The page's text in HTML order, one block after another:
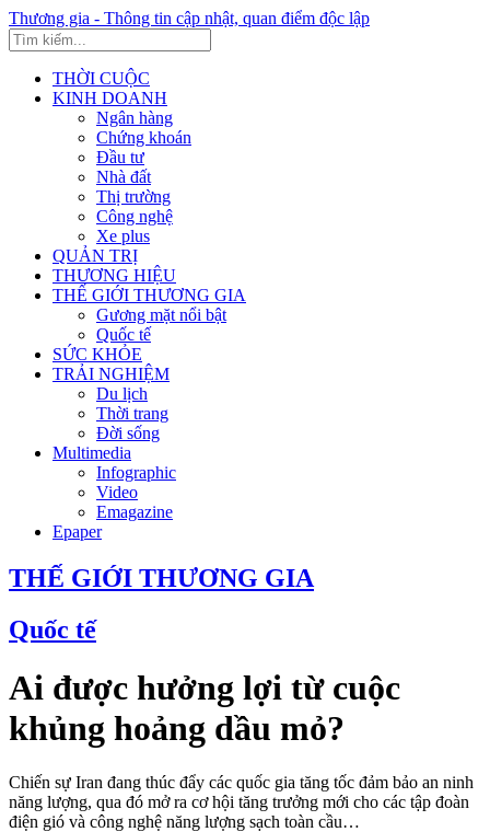
Thương gia - Thông tin cập nhật, quan điểm độc lập
THỜI CUỘC
KINH DOANH
Ngân hàng
Chứng khoán
Đầu tư
Nhà đất
Thị trường
Công nghệ
Xe plus
QUẢN TRỊ
THƯƠNG HIỆU
THẾ GIỚI THƯƠNG GIA
Gương mặt nổi bật
Quốc tế
SỨC KHỎE
TRẢI NGHIỆM
Du lịch
Thời trang
Đời sống
Multimedia
Infographic
Video
Emagazine
Epaper
THẾ GIỚI THƯƠNG GIA
Quốc tế
Ai được hưởng lợi từ cuộc
khủng hoảng dầu mỏ?
Chiến sự Iran đang thúc đẩy các quốc gia tăng tốc đảm bảo an ninh
năng lượng, qua đó mở ra cơ hội tăng trưởng mới cho các tập đoàn
điện gió và công nghệ năng lượng sạch toàn cầu…